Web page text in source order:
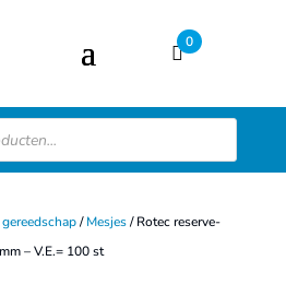
0
/Mesjes/ Rotec reserve-
– V.E.= 100 st